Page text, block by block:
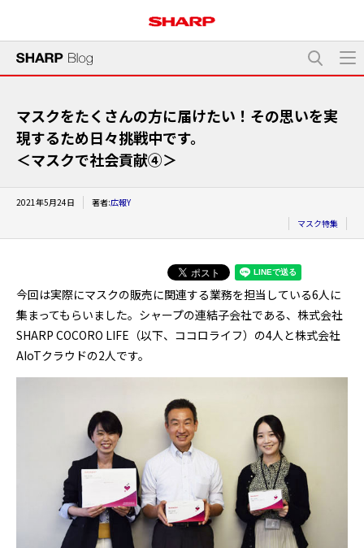
マスクをたくさんの方に届けたい！その思いを実
現するため日々挑戦中です。
――＜マスクで社会貢献④＞
2021年5月24日 著者:広報Y
マスク特集
今回は実際にマスクの販売に関連する業務を担当している6人に
集まってもらいました。シャープの連結子会社である、株式会社
SHARP COCORO LIFE（以下、ココロライフ）の4人と株式会社
AIoTクラウドの2人です。